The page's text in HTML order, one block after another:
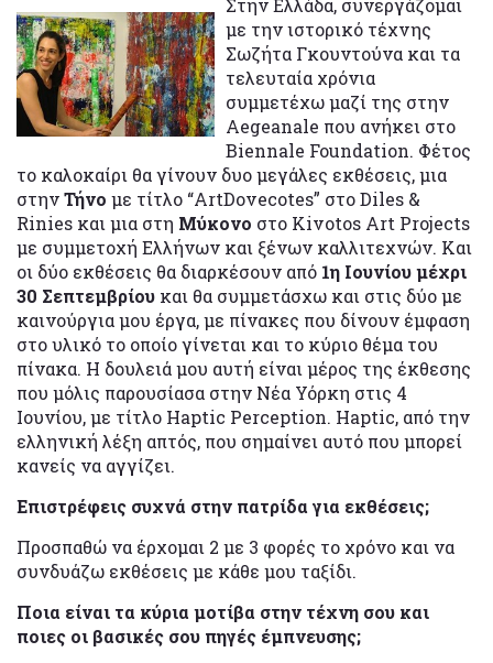
Στην Ελλάδα, συνεργάζομαι
με την ιστορικό τέχνης
Σωζήτα Γκουντούνα και τα
τελευταία χρόνια
συμμετέχω μαζί της στην
Aegeanale που ανήκει στο
Biennale Foundation. Φέτος
το καλοκαίρι θα γίνουν δυο μεγάλες εκθέσεις, μια
στηνΤήνο με τίτλο “ArtDovecotes” στο Diles &
Rinies και μια στη Μύκονο στο Kivotos Art Projects
με συμμετοχή Ελλήνων και ξένων καλλιτεχνών. Και
οι δύο εκθέσεις θα διαρκέσουν από 1η Ιουνίου μέχρι
30 Σεπτεμβρίου και θα συμμετάσχω και στις δύο με
καινούργια μου έργα, με πίνακες που δίνουν έμφαση
στο υλικό το οποίο γίνεται και το κύριο θέμα του
πίνακα. Η δουλειά μου αυτή είναι μέρος της έκθεσης
που μόλις παρουσίασα στην Νέα Υόρκη στις 4
Ιουνίου, με τίτλο Haptic Perception. Haptic, από την
ελληνική λέξη απτός, που σημαίνει αυτό που μπορεί
κανείς να αγγίζει.
Επιστρέφεις συχνά στην πατρίδα για εκθέσεις;
Προσπαθώ να έρχομαι 2 με 3 φορές το χρόνο και να
συνδυάζω εκθέσεις με κάθε μου ταξίδι.
Ποια είναι τα κύρια μοτίβα στην τέχνη σου και
ποιες οι βασικές σου πηγές έμπνευσης;